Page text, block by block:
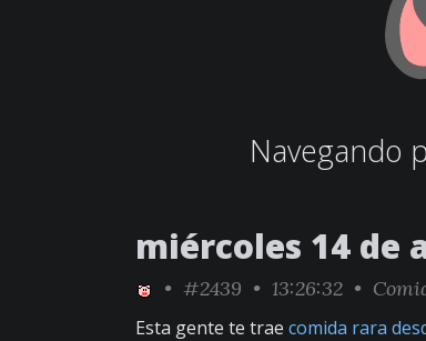
Navegando
miércoles 14 de
• #2439 • 13:26:32 •
Esta gente te trae comida rara